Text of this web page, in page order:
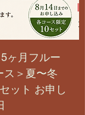
ヶ月フルー
ス＞夏〜冬
ット お申し